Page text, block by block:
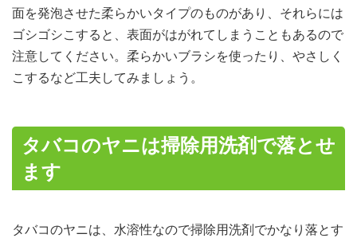
面を発泡させた柔らかいタイプのものがあり、それらには
ゴシゴシこすると、表面がはがれてしまうこともあるので
注意してください。柔らかいブラシを使ったり、やさしく
こするなど工夫してみましょう。
タバコのヤニは掃除用洗剤で落とせ
ます
タバコのヤニは、水溶性なので掃除用洗剤でかなり落とす